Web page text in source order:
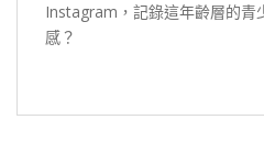
Instagram，記錄這年齡層的青
感？